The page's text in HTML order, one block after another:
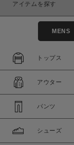
アイテムを探す
MENS
トップス
アウター
パンツ
シューズ